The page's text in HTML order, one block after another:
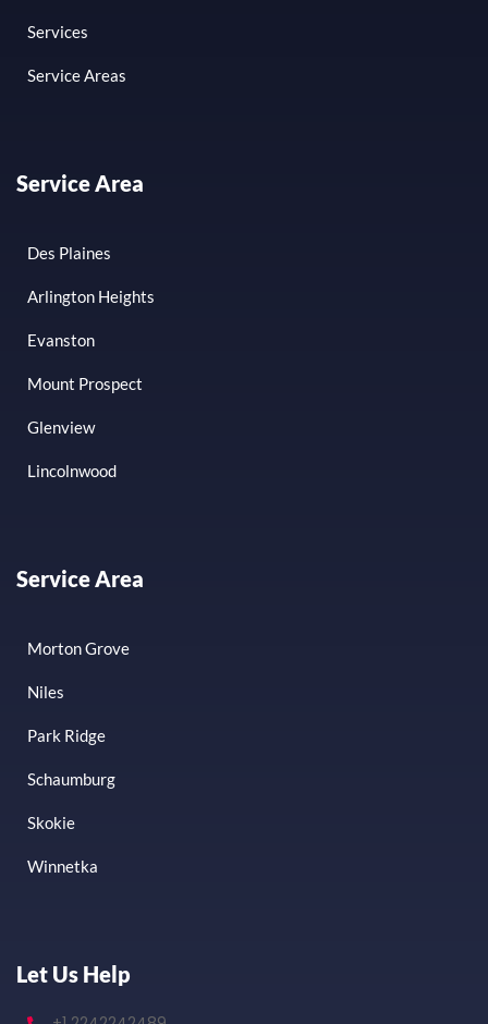
Services
Service Areas
Service Area
Des Plaines
Arlington Heights
Evanston
Mount Prospect
Glenview
Lincolnwood
Service Area
Morton Grove
Niles
Park Ridge
Schaumburg
Skokie
Winnetka
Let Us Help